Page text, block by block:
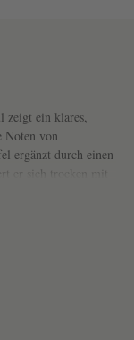
zeigt ein klares,
Noten von
ergänzt durch einen
er sich trocken mit
für leichte